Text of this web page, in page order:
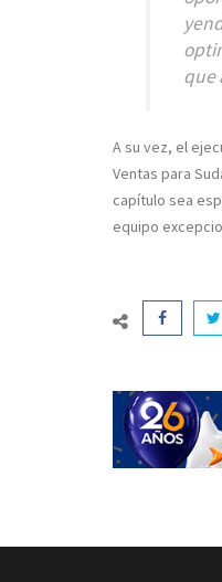
que
A su vez, el
Ventas para
capítulo sea
equipo